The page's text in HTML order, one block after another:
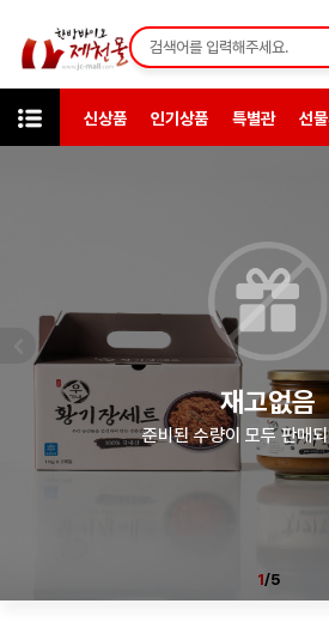
신상품 인기상품 특별관 선
재고없음
준비된 수량이 모두 판매
1/5